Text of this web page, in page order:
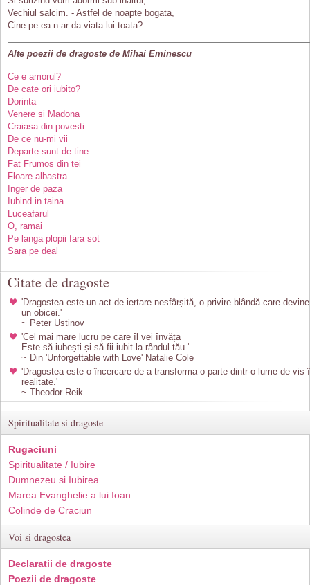
Vechiul salcim. - Astfel de noapte bogata,
Cine pe ea n-ar da viata lui toata?
Alte poezii de dragoste de Mihai Eminescu
Ce e amorul?
De cate ori iubito?
Dorinta
Venere si Madona
Craiasa din povesti
De ce nu-mi vii
Departe sunt de tine
Fat Frumos din tei
Floare albastra
Inger de paza
Iubind in taina
Luceafarul
O, ramai
Pe langa plopii fara sot
Sara pe deal
Citate de dragoste
'Dragostea este un act de iertare nesfârșită, o privire blândă care devine
un obicei.'
~ Peter Ustinov
'Cel mai mare lucru pe care îl vei învăța
Este să iubești și să fii iubit la rândul tău.'
~ Din 'Unforgettable with Love' Natalie Cole
'Dragostea este o încercare de a transforma o parte dintr-o lume de vis
realitate.'
~ Theodor Reik
Spiritualitate si dragoste
Rugaciuni
Spiritualitate / Iubire
Dumnezeu si Iubirea
Marea Evanghelie a lui Ioan
Colinde de Craciun
Voi si dragostea
Declaratii de dragoste
Poezii de dragoste